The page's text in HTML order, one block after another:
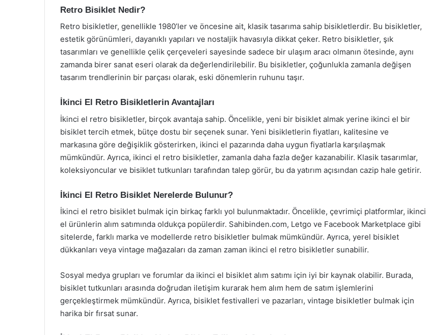
Retro Bisiklet Nedir?
Retro bisikletler, genellikle 1980’ler ve öncesine ait, klasik tasarıma sahip bisikletlerdir. Bu bisikletler,
estetik görünümleri, dayanıklı yapıları ve nostaljik havasıyla dikkat çeker. Retro bisikletler, şık
tasarımları ve genellikle çelik çerçeveleri sayesinde sadece bir ulaşım aracı olmanın ötesinde, aynı
zamanda birer sanat eseri olarak da değerlendirilebilir. Bu bisikletler, çoğunlukla zamanla değişen
tasarım trendlerinin bir parçası olarak, eski dönemlerin ruhunu taşır.
İkinci El Retro Bisikletlerin Avantajları
İkinci el retro bisikletler, birçok avantaja sahip. Öncelikle, yeni bir bisiklet almak yerine ikinci el bir
bisiklet tercih etmek, bütçe dostu bir seçenek sunar. Yeni bisikletlerin fiyatları, kalitesine ve
markasına göre değişiklik gösterirken, ikinci el pazarında daha uygun fiyatlarla karşılaşmak
mümkündür. Ayrıca, ikinci el retro bisikletler, zamanla daha fazla değer kazanabilir. Klasik tasarımlar,
koleksiyoncular ve bisiklet tutkunları tarafından talep görür, bu da yatırım açısından cazip hale getirir.
İkinci El Retro Bisiklet Nerelerde Bulunur?
İkinci el retro bisiklet bulmak için birkaç farklı yol bulunmaktadır. Öncelikle, çevrimiçi platformlar, ikinci
el ürünlerin alım satımında oldukça popülerdir. Sahibinden.com, Letgo ve Facebook Marketplace gibi
sitelerde, farklı marka ve modellerde retro bisikletler bulmak mümkündür. Ayrıca, yerel bisiklet
dükkanları veya vintage mağazaları da zaman zaman ikinci el retro bisikletler sunabilir.
Sosyal medya grupları ve forumlar da ikinci el bisiklet alım satımı için iyi bir kaynak olabilir. Burada,
bisiklet tutkunları arasında doğrudan iletişim kurarak hem alım hem de satım işlemlerini
gerçekleştirmek mümkündür. Ayrıca, bisiklet festivalleri ve pazarları, vintage bisikletler bulmak için
harika bir fırsat sunar.